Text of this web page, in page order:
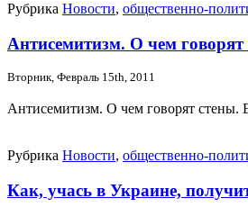
Рубрика Новости, общественно-
Антисемитизм. О чем говорят
Вторник, Февраль 15th, 2011
Антисемитизм. О чем говорят стены.
Рубрика Новости, общественно-
Как, учась в Украине,